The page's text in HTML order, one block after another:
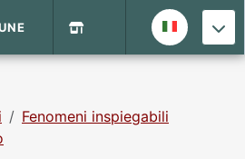
Fenomeni inspiegabili